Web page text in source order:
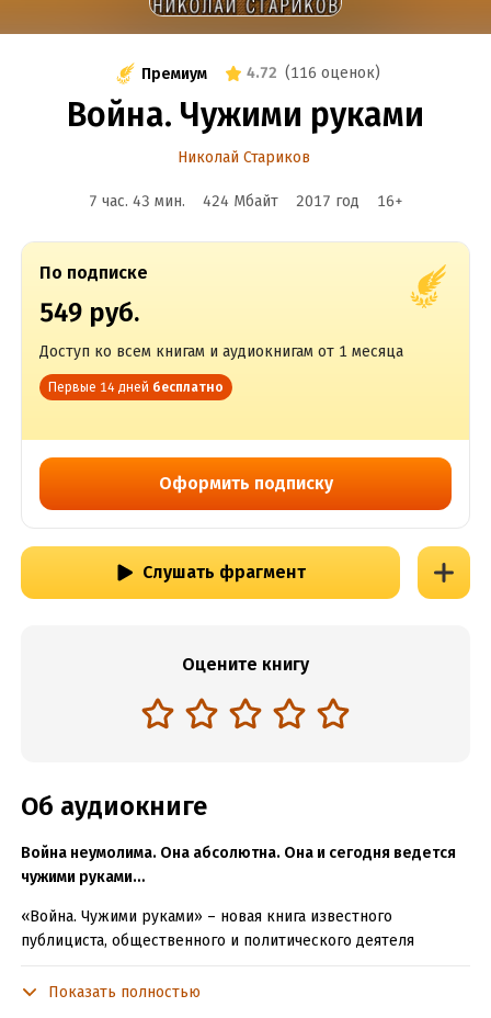
Премиум 4.72 (116 оценок)
Война. Чужими руками
Николай Стариков
7 час. 43 мин. 424 Мбайт 2017 год 16+
По подписке
549 руб.
Доступ ко всем книгам и аудиокнигам от 1 месяца
Первые 14 дней бесплатно
Оформить подписку
Слушать фрагмент
Оцените книгу
Об аудиокниге
Война неумолима. Она абсолютна. Она и сегодня ведется
чужими руками…
«Война. Чужими руками» – новая книга известного
публициста, общественного и политического деятеля
рубля», «Геополитика. Как это делается», «Власть» и других.
Показать полностью